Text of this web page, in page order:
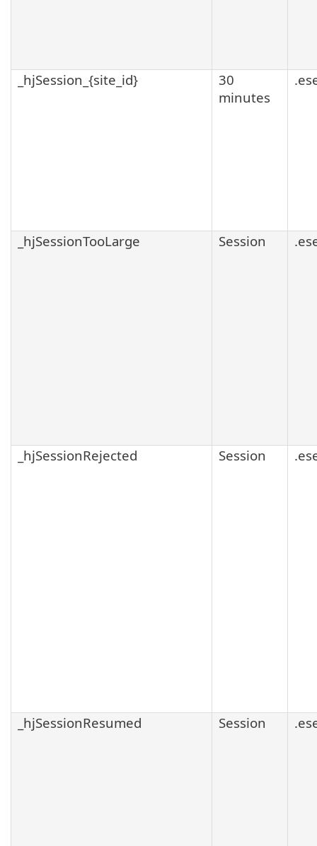
_hjSession_{site_id}
30
minutes
_hjSessionTooLarge Session
_hjSessionRejected Session
_hjSessionResumed Session